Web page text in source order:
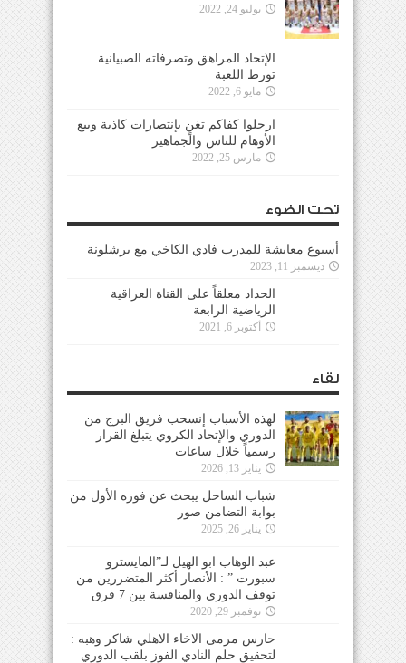
يوليو 24, 2022
الإتحاد المراهق وتصرفاته الصبيانية
تورط اللعبة
مايو 6, 2022
ارحلوا كفاكم تغنٍ بإنتصارات كاذبة وبيع
الأوهام للناس والجماهير
مارس 25, 2022
تحت الضوء
أسبوع معايشة للمدرب فادي الكاخي مع برشلونة
ديسمبر 11, 2023
الحداد معلقاً على القناة العراقية
الرياضية الرابعة
أكتوبر 6, 2021
لقاء
لهذه الأسباب إنسحب فريق البرج من
الدوري والإتحاد الكروي يتبلغ القرار
رسمياً خلال ساعات
يناير 13, 2026
شباب الساحل يبحث عن فوزه الأول من
بوابة التضامن صور
يناير 26, 2025
عبد الوهاب ابو الهيل لـ”المايسترو
سبورت ” : الأنصار أكثر المتضررين من
توقف الدوري والمنافسة بين 7 فرق
نوفمبر 29, 2020
حارس مرمى الاخاء الاهلي شاكر وهبه :
لتحقيق حلم النادي الفوز بلقب الدوري